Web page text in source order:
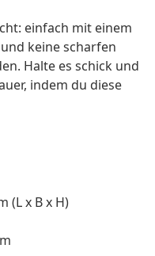
einfach mit einem
keine scharfen
Halte es schick und
indem du diese
(L x B x H)